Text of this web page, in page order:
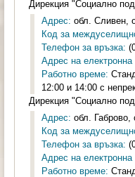
Дирекция "Социално
Адрес: обл. Сливен,
Код за
Телефон за връзка:
Адрес на
Работно време:
12:00 и 14:00 с
Дирекция "Социално
Адрес: обл.
Код за
Телефон за връзка:
Адрес на
Работно време: